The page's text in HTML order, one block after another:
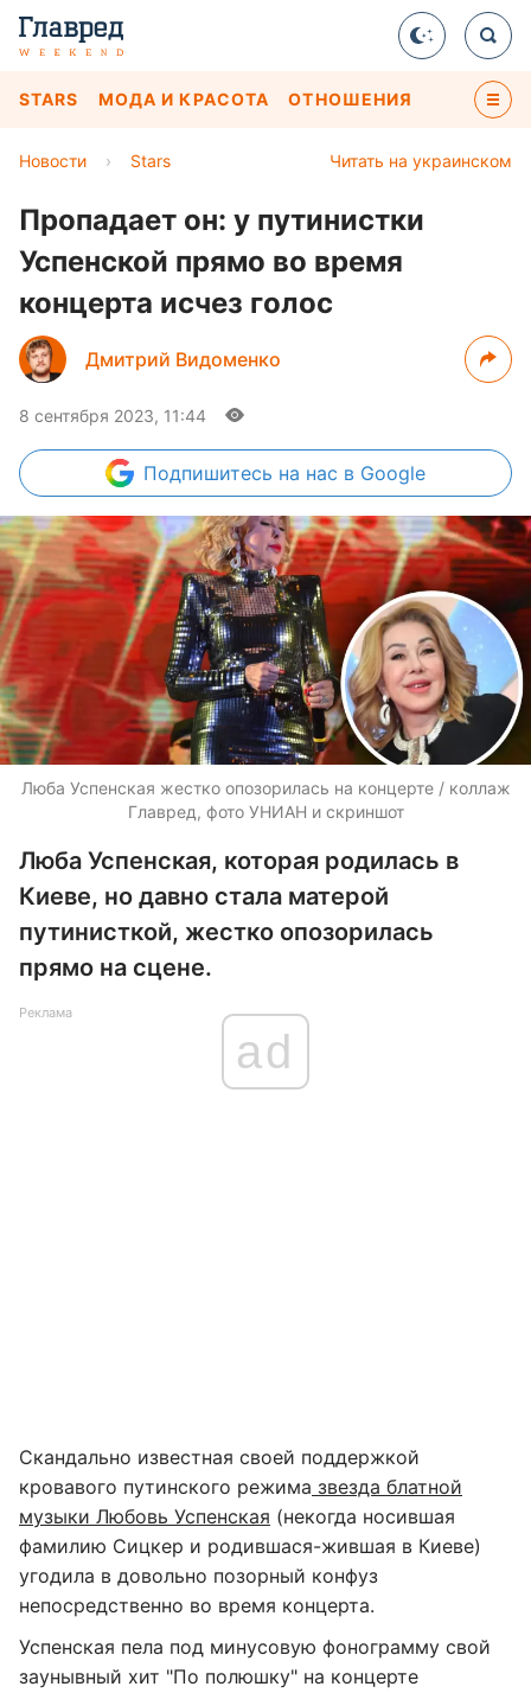
STARS МОДА И КРАСОТА ОТНОШЕНИЯ
Читать на украинском
Новости › Stars
Пропадает он: у путинистки
Успенской прямо во время
концерта исчез голос
Дмитрий Видоменко
8 сентября 2023, 11:44
Подпишитесь на нас в Google
Люба Успенская жестко опозорилась на концерте / коллаж
Главред, фото УНИАН и скриншот
Люба Успенская, которая родилась в
Киеве, но давно стала матерой
путинисткой, жестко опозорилась
прямо на сцене.
Реклама
ad
Скандально известная своей поддержкой
кровавого путинского режима звезда блатной
музыки Любовь Успенская (некогда носившая
фамилию Сицкер и родившася-жившая в Киеве)
угодила в довольно позорный конфуз
непосредственно во время концерта.
Успенская пела под минусовую фонограмму свой
заунывный хит "По полюшку" на концерте